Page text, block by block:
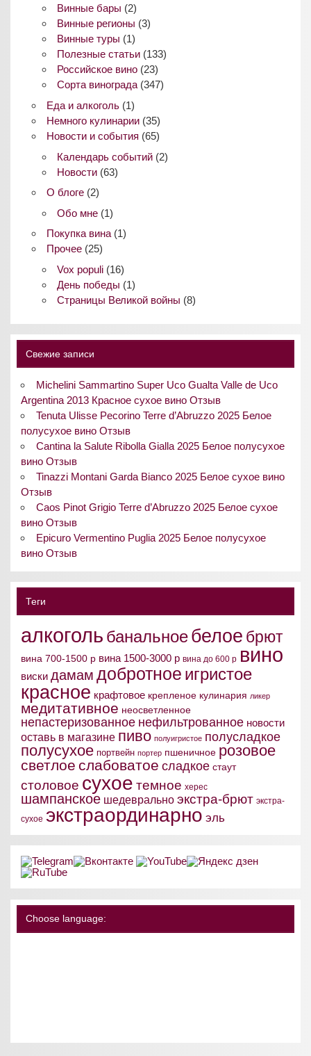
Винные бары (2)
Винные регионы (3)
Винные туры (1)
Полезные статьи(133)
Российское вино(23)
Сорта винограда(347)
Еда и алкоголь(1)
Немного кулинарии(35)
Новости и события (65)
Календарь событий(2)
Новости(63)
О блоге(2)
Обо мне(1)
Покупка вина(1)
Прочее(25)
Vox populi(16)
День победы (1)
Страницы Великой войны (8)
Свежие записи
Michelini Sammartino Super Uco Gualta Valle de Uco
Argentina 2013 Красное сухое вино Отзыв
Tenuta Ulisse Pecorino Terre d’Abruzzo 2025 Белое
полусухое вино Отзыв
Cantina la Salute Ribolla Gialla 2025 Белое полусухое
вино Отзыв
Tinazzi Montani Garda Bianco 2025 Белое сухое вино
Отзыв
Caos Pinot Grigio Terre d’Abruzzo 2025 Белое сухое
вино Отзыв
Epicuro Vermentino Puglia 2025 Белое полусухое
вино Отзыв
Теги
алкоголь банальноебелое брют
вина 700-1500 р вина 1500-3000 р вина до 600 р вино
виски дамам добротное игристое
красное крафтовое крепленое кулинария ликер
медитативное неосветленное
непастеризованное нефильтрованное новости
оставь в магазине пиво полуигристое полусладкое
полусухое портвейн портер пшеничное розовое
светлое слабоватое сладкое стаут
столовое сухое темное херес
шампанское шедеврально экстра-брют экстра-
сухое экстраординарно эль
Choose language: